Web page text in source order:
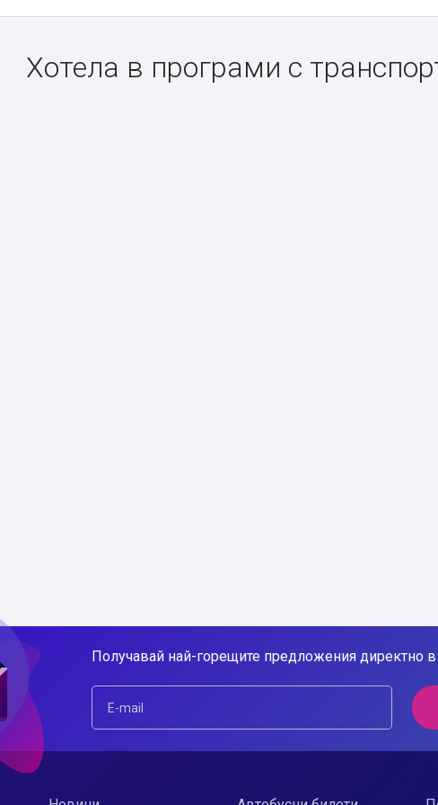
Хотела в програми с
Получавай най-горещите предложения директно